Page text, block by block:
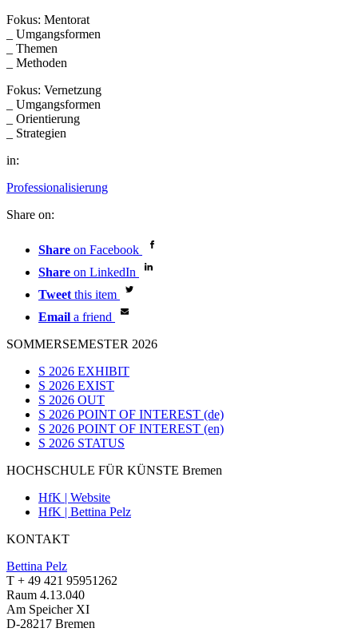
Fokus: Mentorat
_ Umgangsformen
_ Themen
_ Methoden
Fokus: Vernetzung
_ Umgangsformen
_ Orientierung
_ Strategien
in:
Professionalisierung
Share on:
Share on Facebook
Share on LinkedIn
Tweet this item
Email a friend
SOMMERSEMESTER 2026
S 2026 EXHIBIT
S 2026 EXIST
S 2026 OUT
S 2026 POINT OF INTEREST (de)
S 2026 POINT OF INTEREST (en)
S 2026 STATUS
HOCHSCHULE FÜR KÜNSTE Bremen
HfK | Website
HfK | Bettina Pelz
KONTAKT
Bettina Pelz
T + 49 421 95951262
Raum 4.13.040
Am Speicher XI
D-28217 Bremen